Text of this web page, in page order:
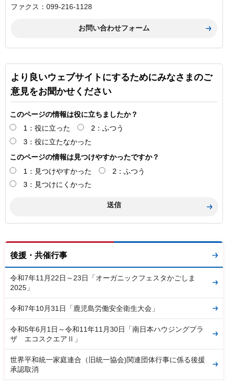
ファクス：099-216-1128
より良いウェブサイトにするためにみなさまのご
意見をお聞かせください
このページの情報は役に立ちましたか？
1：役に立った
2：ふつう
3：役に立たなかった
このページの情報は見つけやすかったですか？
1：見つけやすかった
2：ふつう
3：見つけにくかった
後援・共催行事
令和7年11月22日～23日「オーガニックフェスタかごしま
2025」
令和7年10月31日「鹿児島労働安全衛生大会」
令和5年6月1日～令和11年11月30日「南日本ハウジングプラ
ザ エコスクエアⅡ」
世界平和統一家庭連合（旧統一協会)関連団体行事に係る後援
承認取消